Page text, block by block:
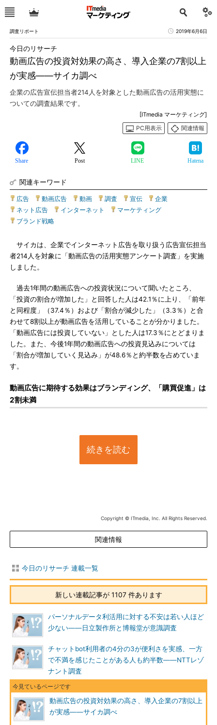
調査リポート 2019年6月6日
動画広告の投資対効果の高さ、導入企業の7割以上
が実感――サイカ調べ
今日のリサーチ
企業の広告宣伝担当者214人を対象とした動画広告の活用実態に
ついての調査結果です。
[ITmedia マーケティング]
PC用表示
関連情報
Share Post LINE Hatena
関連キーワード
広告 動画広告 動画 調査 宣伝 企業
ネット広告
インターネット マーケティング
ブランド戦略
サイカは、企業でインターネット広告を取り扱う広告宣伝担当
者214人を対象に「動画広告の活用実態アンケート調査」を実施
しました。
過去1年間の動画広告への投資状況について聞いたところ、
「投資の割合が増加した」と回答した人は42.1％に上り、「前年
と同程度」（37.4％）および「割合が減少した」（3.3％）と合
わせて8割以上が動画広告を活用していることが分かりました。
「動画広告には投資していない」とした人は17.3％にとどまりま
した。また、今後1年間の動画広告への投資見込みについては
「割合が増加していく見込み」が48.6％と約半数を占めていま
す。
動画広告に期待する効果はブランディング、「購買促進」は
2割未満
続きを読む
Copyright © ITmedia, Inc. All Rights Reserved.
関連情報
今日のリサーチ 連載一覧
新しい連載記事が 1107 件あります
パーソナルデータ利活用に対する不安は若い人ほど
少ない――日立製作所と博報堂が意識調査
チャットbot利用者の4分の3が便利さを実感、一方
で不満を感じたことがある人も約半数――NTTレゾ
ナント調査
動画広告の投資対効果の高さ、導入企業の7割以上
が実感――サイカ調べ